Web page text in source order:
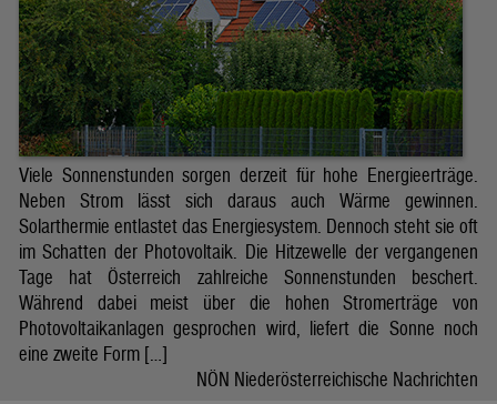
Viele Sonnenstunden sorgen derzeit für hohe Energieerträge.
Neben Strom lässt sich daraus auch Wärme gewinnen.
Solarthermie entlastet das Energiesystem. Dennoch steht sie oft
im Schatten der Photovoltaik. Die Hitzewelle der vergangenen
Tage hat Österreich zahlreiche Sonnenstunden beschert.
Während dabei meist über die hohen Stromerträge von
Photovoltaikanlagen gesprochen wird, liefert die Sonne noch
eine zweite Form […]
NÖN Niederösterreichische Nachrichten